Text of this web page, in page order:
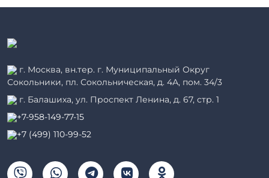
г. Москва, вн.тер. г. Муниципальный Округ
Сокольники, пл. Сокольническая, д. 4А, пом. 34/3
г. Балашиха, ул. Проспект Ленина, д. 67, стр. 1
+7-958-149-77-15
+7 (499) 110-99-52